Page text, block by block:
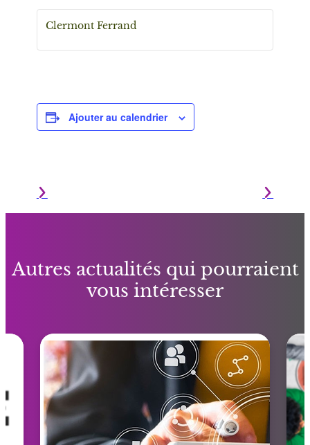
Clermont Ferrand
Ajouter au calendrier
Autres actualités qui pourraient
vous intéresser